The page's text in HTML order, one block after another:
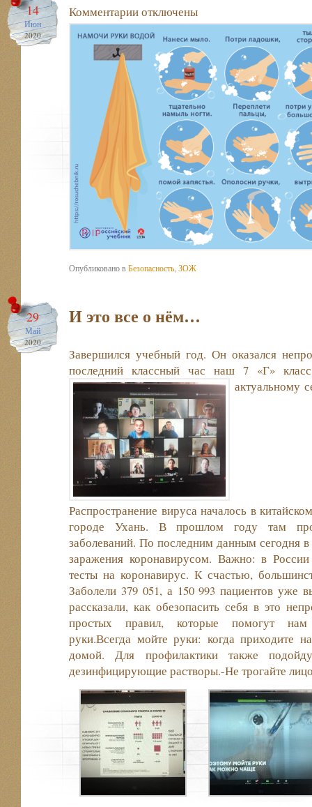
14
Июн
2020
Комментарииотключены
Опубликовано вБезопасность ЗОЖ
29
Май
2020
И это все о нём…
Завершился учебный год. Он оказался
последний классный час наш 7 «Г»
актуальному
Распространение вируса началось в китайском
городе Ухань. В прошлом году там
заболеваний. По последним данным сегодня
заражения коронавирусом. Важно: в
тесты на коронавирус. К счастью,
Заболели 379 051, а 150 993 пациентов уже
рассказали, как обезопасить себя в это
простых правил, которые помогут нам
руки.Всегда мойте руки: когда приходите
домой. Для профилактики также
дезинфицирующие растворы.-Не трогайте